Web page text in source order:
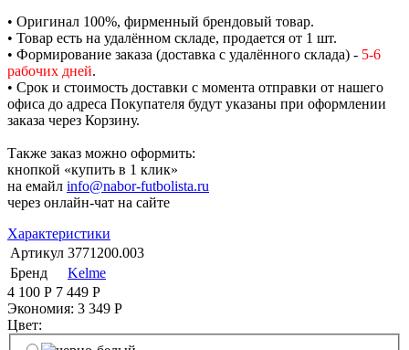
• Оригинал 100%, фирменный брендовый товар.
• Товар есть на удалённом складе, продается от 1 шт.
• Формирование заказа (доставка с удалённого склада) - 5-6
рабочих дней.
• Срок и стоимость доставки с момента отправки от нашего
офиса до адреса Покупателя будут указаны при оформлении
заказа через Корзину.
Также заказ можно оформить:
кнопкой «купить в 1 клик»
на емайл info@nabor-futbolista.ru
через онлайн-чат на сайте
Характеристики
Артикул 3771200.003
Бренд
Kelme
4 100 Р 7 449 Р
Экономия: 3 349 Р
Цвет: